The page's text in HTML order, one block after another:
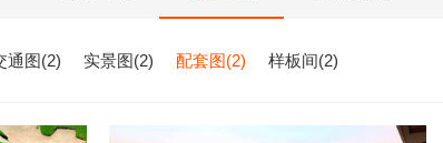
通图(2) 实景图(2) 配套图(2) 样板间(2)